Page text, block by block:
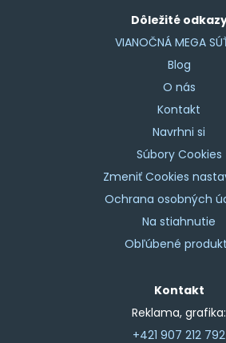
Dôležité
VIANOČNÁ MEGA
Blog
O nás
Kontakt
Navrhni si
Súbory Cookies
Zmeniť Cookies
Ochrana osobných
Na stiahnutie
Obľúbené
Kontakt
Reklama, grafika:
+421 907 212 792